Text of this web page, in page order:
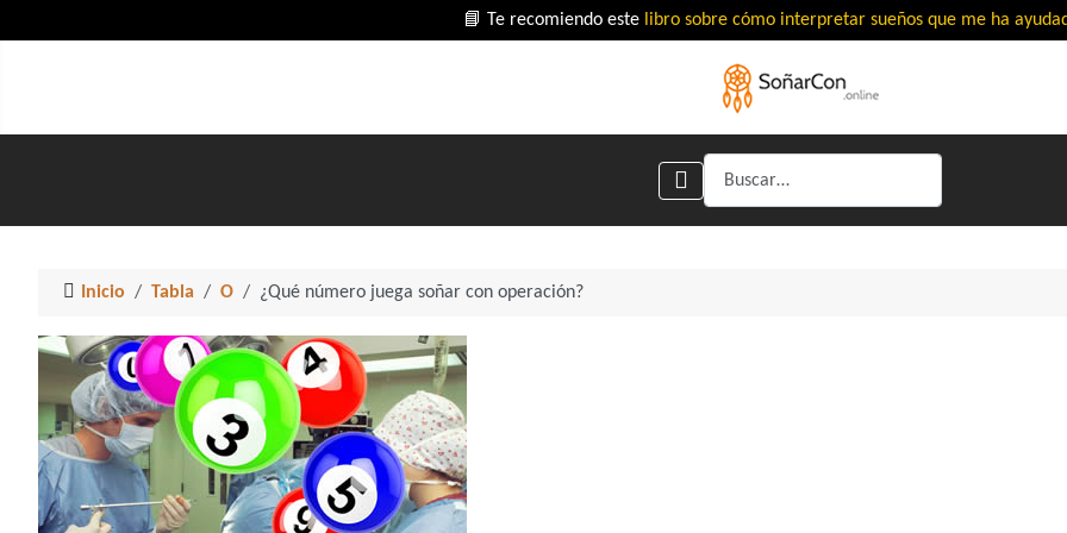
📘 Te recomiendo este libro sobre cómo interpretar sueños que me ha
Buscar
Inicio Tabla O ¿Qué número juega soñar con operación?